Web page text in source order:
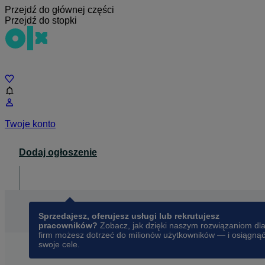
Przejdź do głównej części
Przejdź do stopki
Twoje konto
Dodaj ogłoszenie
Sprzedajesz, oferujesz usługi lub rekrutujesz
pracowników? Zobacz, jak dzięki naszym rozwiązaniom dla
firm możesz dotrzeć do milionów użytkowników — i osiągnąć
swoje cele.